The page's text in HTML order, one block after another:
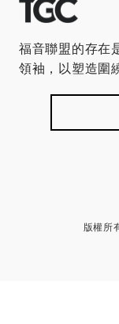
福音聯盟的存在
領袖，以塑造圍
版權所